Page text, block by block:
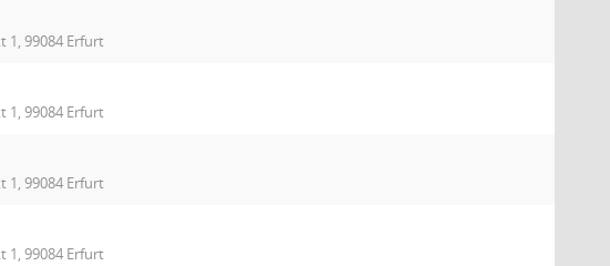
1, 99084 Erfurt
1, 99084 Erfurt
1, 99084 Erfurt
1, 99084 Erfurt